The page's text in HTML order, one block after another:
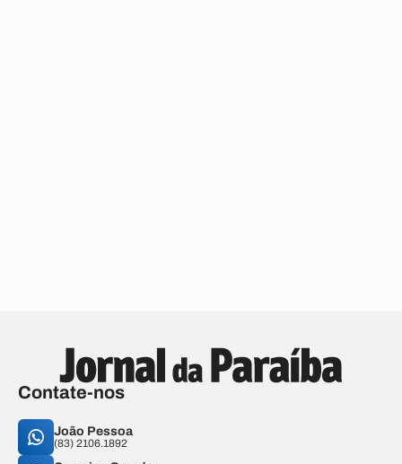
Contate-nos
João Pessoa
(83) 2106.1892